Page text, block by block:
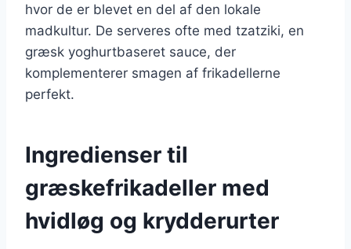
hvor de er blevet en del af den lokale
madkultur. De serveres ofte med tzatziki, en
græsk yoghurtbaseret sauce, der
komplementerer smagen af frikadellerne
perfekt.
Ingredienser til
græskefrikadeller med
hvidløg og krydderurter